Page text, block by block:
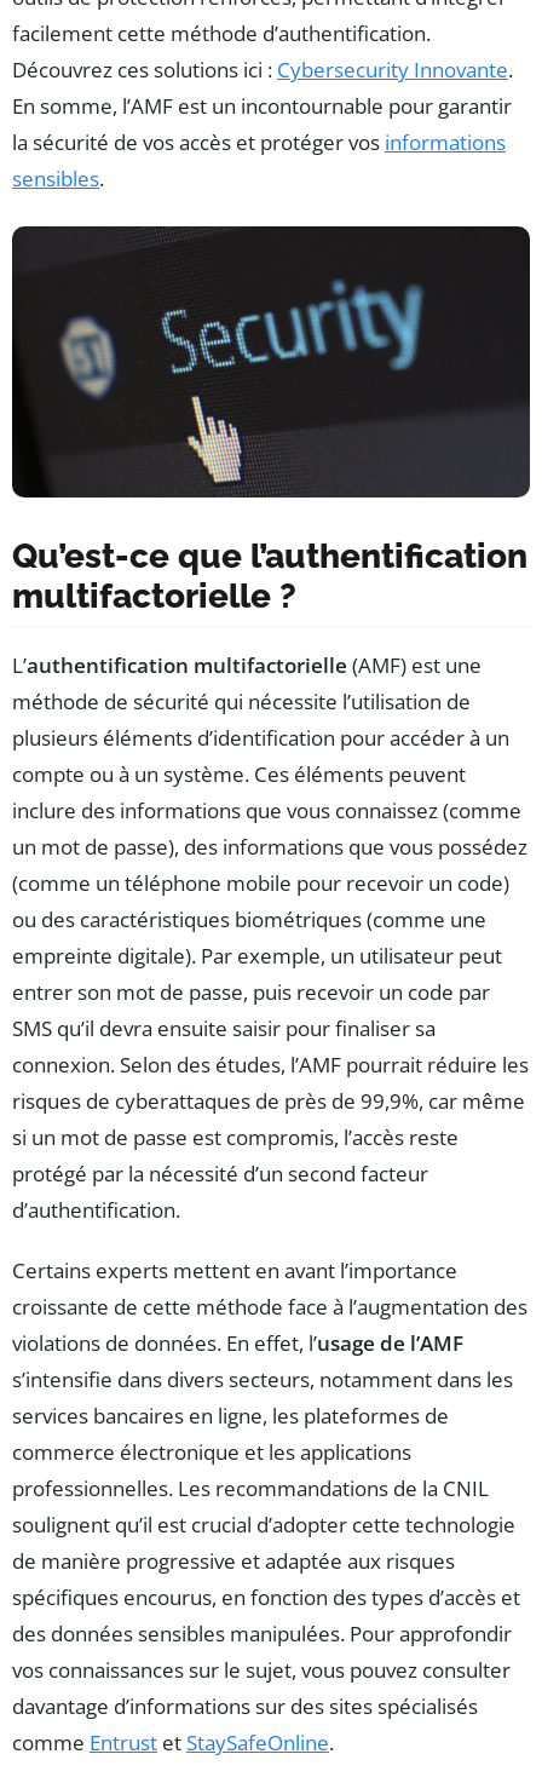
facilement cette méthode d’authentification.
Découvrez ces solutions ici : Cybersecurity Innovante.
En somme, l’AMF est un incontournable pour garantir
la sécurité de vos accès et protéger vos informations
sensibles.
Qu’est-ce que l’authentification
multifactorielle ?
L’authentification multifactorielle (AMF) est une
méthode de sécurité qui nécessite l’utilisation de
plusieurs éléments d’identification pour accéder à un
compte ou à un système. Ces éléments peuvent
inclure des informations que vous connaissez (comme
un mot de passe), des informations que vous possédez
(comme un téléphone mobile pour recevoir un code)
ou des caractéristiques biométriques (comme une
empreinte digitale). Par exemple, un utilisateur peut
entrer son mot de passe, puis recevoir un code par
SMS qu’il devra ensuite saisir pour finaliser sa
connexion. Selon des études, l’AMF pourrait réduire les
risques de cyberattaques de près de 99,9%, car même
si un mot de passe est compromis, l’accès reste
protégé par la nécessité d’un second facteur
d’authentification.
Certains experts mettent en avant l’importance
croissante de cette méthode face à l’augmentation des
violations de données. En effet, l’usage de l’AMF
s’intensifie dans divers secteurs, notamment dans les
services bancaires en ligne, les plateformes de
commerce électronique et les applications
professionnelles. Les recommandations de la CNIL
soulignent qu’il est crucial d’adopter cette technologie
de manière progressive et adaptée aux risques
spécifiques encourus, en fonction des types d’accès et
des données sensibles manipulées. Pour approfondir
vos connaissances sur le sujet, vous pouvez consulter
davantage d’informations sur des sites spécialisés
comme Entrust etStaySafeOnline.